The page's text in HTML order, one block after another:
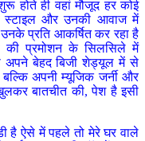
होते ही वहां मौजूद हर कोई
स्टाइल और उनकी आवाज में
प्रति आकर्षित कर रहा है
की प्रमोशन के सिलसिले में
अपने बेहद बिजी शेड्यूल में से
अपनी म्यूजिक जर्नी और
बातचीत की, पेश है इसी
है ऐसे में पहले तो मेरे घर वाले